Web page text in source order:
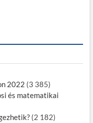
2022 (3 385)
és matematikai
(2 182)